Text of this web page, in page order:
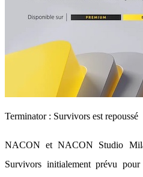
Terminator : Survivors est repoussé
NACON et NACON Studio
Survivors initialement prévu